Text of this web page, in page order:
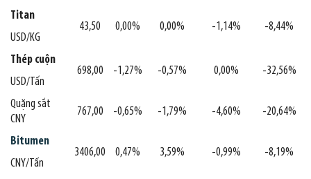
Titan
USD/KG
43,50 0,00% 0,00% -1,14% -8,44%
Thép cuộn
USD/Tấn
698,00 -1,27% -0,57% 0,00% -32,56%
Quặng sắt
CNY
767,00 -0,65% -1,79% -4,60% -20,64%
Bitumen
CNY/Tấn
3406,00 0,47% 3,59% -0,99% -8,19%